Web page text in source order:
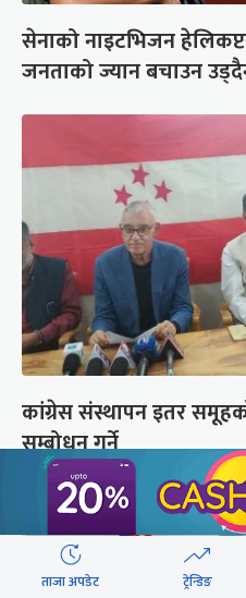
सेनाको नाइटभिजन
जनताको ज्यान बचाउन
कांग्रेस संस्थापन इतर
सम्बोधन गर्ने
ताजा अपडेट ट्रेन्डिङ